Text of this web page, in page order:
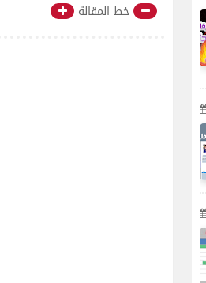
خط المقالة